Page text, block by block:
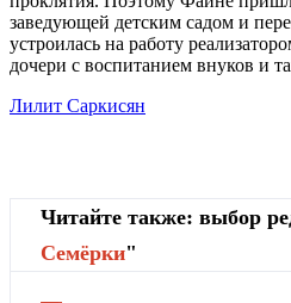
заведующей детским садом и
устроилась на работу
дочери с воспитанием внуков и
Лилит Саркисян
Читайте также: выбор
Cемёрки"